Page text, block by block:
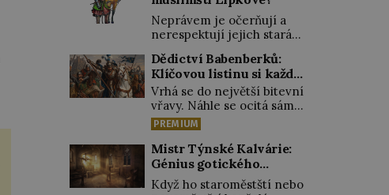
Neprávem je očerňují a
nerespektují jejich stará
přestali vyplácet
dohodnutý žold! Lipkové
proti těmto „podrazům“
hlasitě protestují, jenže
spravedlnosti nedosáhnou.
Proto se rozhodnou
vypovědět polské koruně
poslušnost a přeběhnou k
Osmanům! V Litvě se na
počátku 15. století usazují
Dědictví Babenberků:
Klíčovou listinu si každý
vykládal po svém
Vrhá se do největší bitevní
vřavy. Náhle se ocitá sám
uprostřed nepřátel. Nikdo
z jeho věrných si toho ani
nepovšiml. Rakouský
vévoda Fridrich II. padne
15. června 1246 při střetu s
Uhry na Litavě. „Tvrdý
PREMIUM
Mistr Týnské Kalvárie:
Génius gotického
řezbářství působil v
Když ho staroměstští nebo